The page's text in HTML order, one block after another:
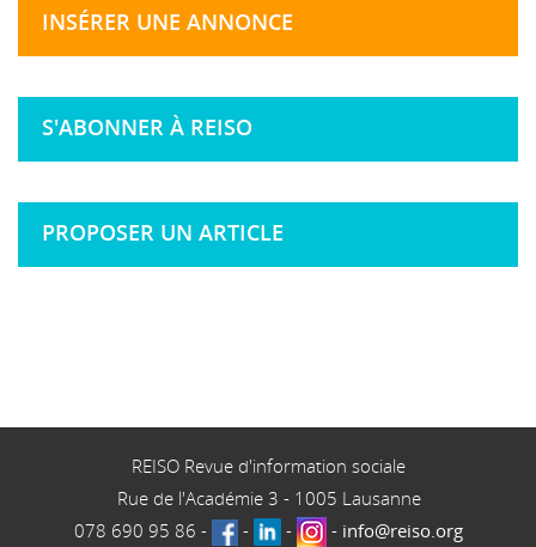
INSÉRER UNE ANNONCE
S'ABONNER À REISO
PROPOSER UN ARTICLE
REISO Revue d'information sociale
Rue de l'Académie 3 - 1005 Lausanne
078 690 95 86 - - - - info@reiso.org